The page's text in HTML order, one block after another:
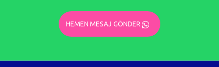
HEMEN MESAJ GÖNDER